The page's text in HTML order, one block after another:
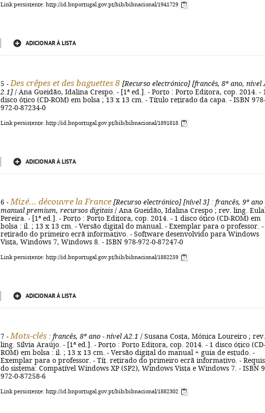
Link persistente: http://id.bnportugal.gov.pt/bib/bibnacional/1941729
ADICIONAR À LISTA
5 - Des crêpes et des baguettes 8 [Recurso electrónico] [francês, 8º ano, nível
2.1] / Ana Gueidão, Idalina Crespo. - [1ª ed.]. - Porto : Porto Editora, cop. 2014. - 1
disco ótico (CD-ROM) em bolsa ; 13 x 13 cm. - Título retirado da capa. - ISBN 978-
972-0-87234-0
Link persistente: http://id.bnportugal.gov.pt/bib/bibnacional/1891818
ADICIONAR À LISTA
6 - Mizé... découvre la France [Recurso electrónico] [nível 3] : francês, 9º ano
manual premium, recursos digitais / Ana Gueidão, Idalina Crespo ; rev. ling.
Pereira. - [1ª ed.]. - Porto : Porto Editora, cop. 2014. - 1 disco ótico (CD-ROM) em
bolsa : il. ; 13 x 13 cm. - Versão digital do manual. - Exemplar para o professor. -
retirado do primeiro ecrã informativo. - Software desenvolvido para Windows
Vista, Windows 7, Windows 8. - ISBN 978-972-0-87247-0
Link persistente: http://id.bnportugal.gov.pt/bib/bibnacional/1882259
ADICIONAR À LISTA
7 - Mots-clés : francês, 8º ano - nível A2.1 / Susana Costa, Mónica Loureiro ; rev.
ling. Sílvia Araújo. - [1ª ed.]. - Porto : Porto Editora, cop. 2014. - 1 disco ótico (CD-
ROM) em bolsa : il. ; 13 x 13 cm. - Versão digital do manual + guia de estudo. -
Exemplar para o professor. - Tít. retirado do primeiro ecrã informativo. -
do sistema: Compatível Windows XP (SP2), Windows Vista e Windows 7. - ISBN
972-0-87258-6
Link persistente: http://id.bnportugal.gov.pt/bib/bibnacional/1882302